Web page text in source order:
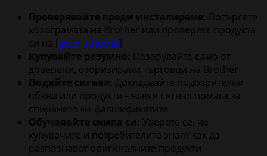
Проверявайте преди инсталиране: Потърсете
холограмата на Brother или проверете продукта
си на [go.brother/id]
Купувайте разумно: Пазарувайте само от
доверени, оторизирани търговци на Brother
Подайте сигнал: Докладвайте подозрителни
обяви или продукти – всеки сигнал помага за
спирането на фалшификатите
Обучавайте екипа си: Уверете се, че
купувачите и потребителите знаят как да
разпознават оригиналните продукти